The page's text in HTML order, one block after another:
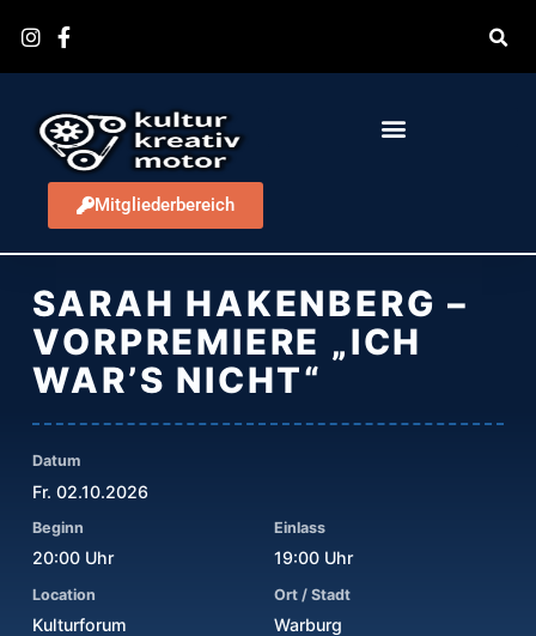
Inhalt
Mitgliederbereich
SARAH HAKENBERG –
VORPREMIERE „ICH
WAR’S NICHT“
Datum
Fr. 02.10.2026
Beginn
20:00 Uhr
Einlass
19:00 Uhr
Location
Kulturforum
Ort / Stadt
Warburg